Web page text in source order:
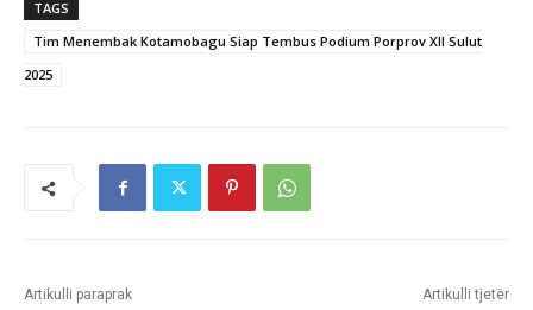
TAGS
Tim Menembak Kotamobagu Siap Tembus Podium Porprov XII Sulut
2025
Artikulli paraprak Artikulli tjetër